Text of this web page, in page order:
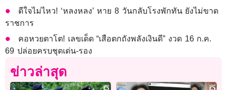
ดีใจไม่ไหว! ‘หลงหลง’ หาย 8 วันกลับโรงพักทัน ยังไม่ขาด
ราชการ
คอหวยตาโต! เลขเด็ด “เสือตกถังพลังเงินดี” งวด 16 ก.ค.
69 ปล่อยครบชุดเด่น-รอง
ข่าวล่าสุด